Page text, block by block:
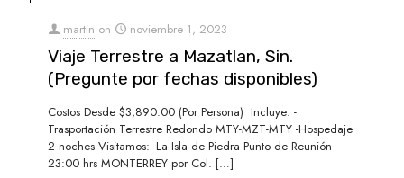
martin on noviembre 1, 2023
Viaje Terrestre a Mazatlan, Sin.
(Pregunte por fechas disponibles)
Costos Desde $3,890.00 (Por Persona) Incluye: -
Trasportación Terrestre Redondo MTY-MZT-MTY -Hospedaje
2 noches Visitamos: -La Isla de Piedra Punto de Reunión
23:00 hrs MONTERREY por Col. […]